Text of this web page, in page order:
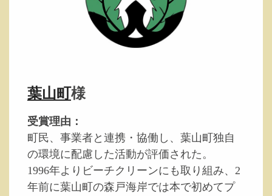
葉山町様
受賞理由：
町民、事業者と連携・協働し、葉山町独自
の環境に配慮した活動が評価された。
1996年よりビーチクリーンにも取り組み、2
年前に葉山町の森戸海岸では本で初めてプ